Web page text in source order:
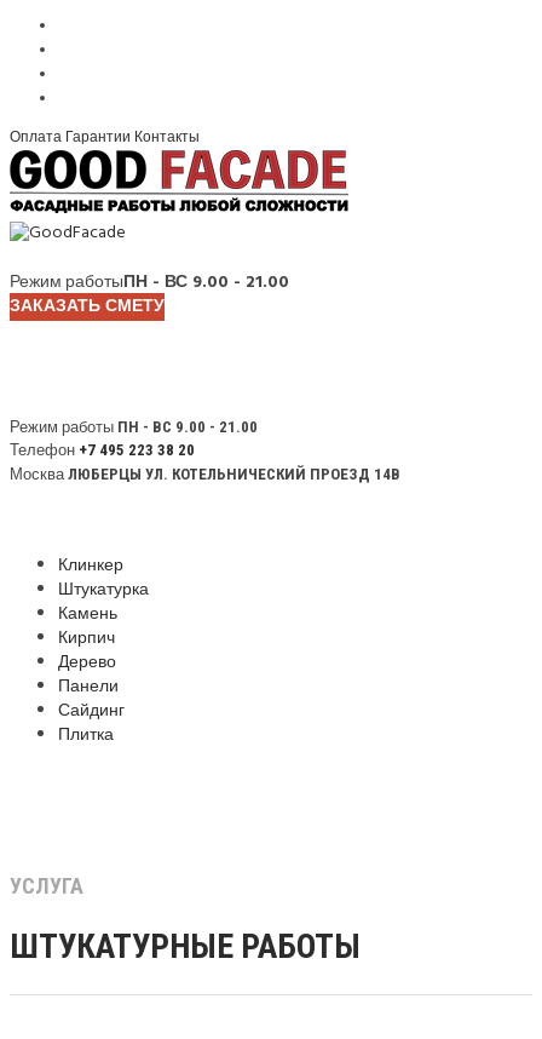
Оплата Гарантии Контакты
Режим работыПН - ВС 9.00 - 21.00
ЗАКАЗАТЬ СМЕТУ
Режим работы ПН - ВС 9.00 - 21.00
Телефон +7 495 223 38 20
Москва ЛЮБЕРЦЫ УЛ. КОТЕЛЬНИЧЕСКИЙ ПРОЕЗД 14В
Клинкер
Штукатурка
Камень
Кирпич
Дерево
Панели
Сайдинг
Плитка
УСЛУГА
ШТУКАТУРНЫЕ РАБОТЫ